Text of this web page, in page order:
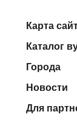
Карта
Каталог
Города
Новости
Для